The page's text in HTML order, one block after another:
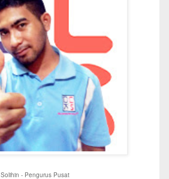
Solihin - Pengurus Pusat